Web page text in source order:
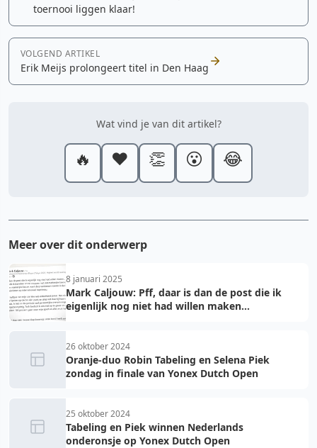
toernooi liggen klaar!
VOLGEND ARTIKEL
Erik Meijs prolongeert titel in Den Haag
Wat vind je van dit artikel?
🔥 ❤️ 👏 😮 😂
Meer over dit onderwerp
8 januari 2025
Mark Caljouw: Pff, daar is dan de post die ik
eigenlijk nog niet had willen maken...
26 oktober 2024
Oranje-duo Robin Tabeling en Selena Piek
zondag in finale van Yonex Dutch Open
25 oktober 2024
Tabeling en Piek winnen Nederlands
onderonsje op Yonex Dutch Open